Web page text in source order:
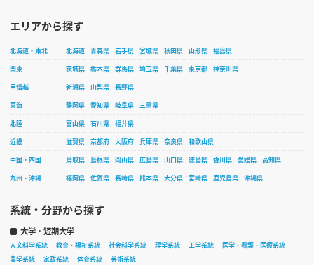
エリアから探す
北海道・東北 北海道 青森県 岩手県 宮城県 秋田県 山形県
福島県
関東
茨城県 栃木県 群馬県 埼玉県 千葉県 東京都
神奈川県
甲信越
新潟県 山梨県
長野県
東海
静岡県 愛知県 岐阜県
三重県
北陸
富山県 石川県
福井県
近畿
滋賀県 京都府 大阪府 兵庫県 奈良県
和歌山県
中国・四国
鳥取県 島根県 岡山県 広島県 山口県 徳島県 香川県 愛媛県
高知県
九州・沖縄
福岡県 佐賀県 長崎県 熊本県 大分県 宮崎県 鹿児島県 沖縄県
系統・分野から探す
大学・短期大学
人文科学系統 教育・福祉系統 社会科学系統 理学系統 工学系統
医学・看護・医療系統
農学系統
家政系統 体育系統 芸術系統